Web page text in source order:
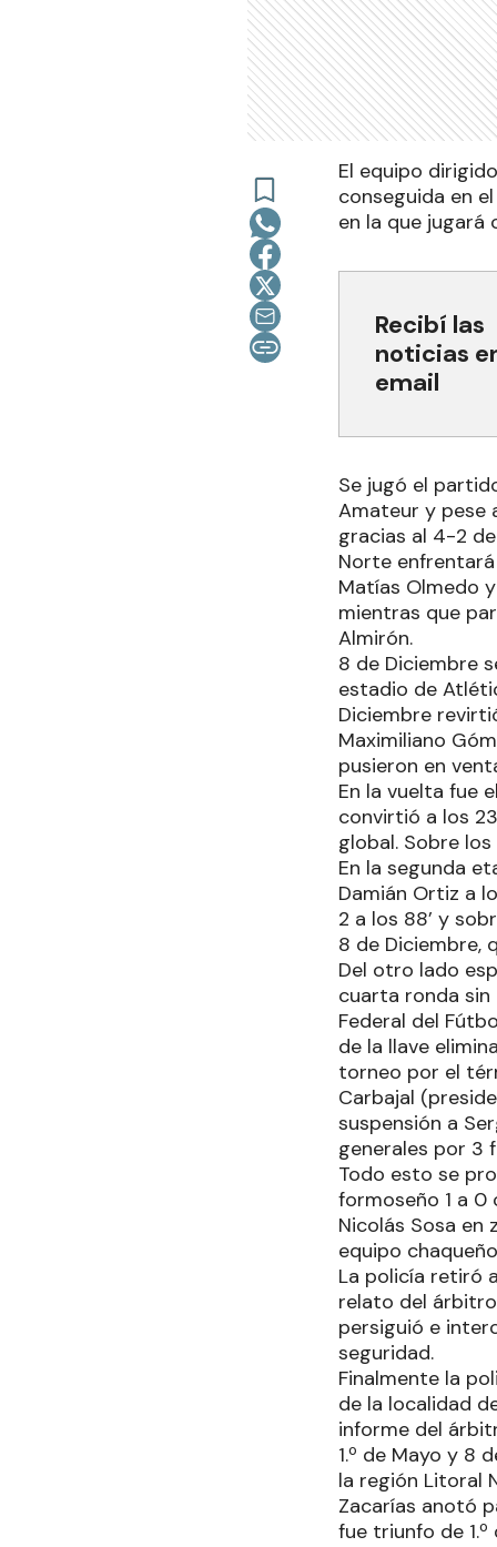
El equipo
conseguida en
en la que jugará
Recibí las
noticias
email
Se jugó el
Amateur y pese
gracias al 4-2
Norte enfrentará
Matías Olmedo
mientras que
Almirón.
8 de Diciembre
estadio de
Diciembre
Maximiliano
pusieron en
En la vuelta fue
convirtió a los
global. Sobre
En la segunda
Damián Ortiz a
2 a los 88’ y
8 de Diciembre,
Del otro lado
cuarta ronda sin
Federal del
de la llave
torneo por el
Carbajal
suspensión a
generales por 3
Todo esto se
formoseño 1 a 0
Nicolás Sosa en
equipo
La policía retiró
relato del
persiguió e
seguridad.
Finalmente la
de la localidad
informe del
1.º de Mayo y 8
la región Litoral
Zacarías anotó
fue triunfo de